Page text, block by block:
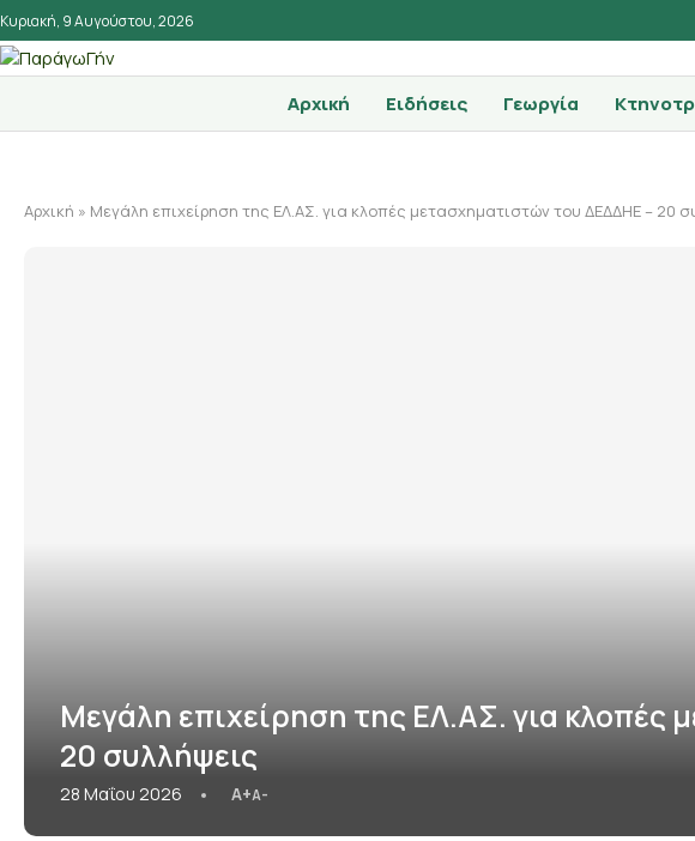
Κυριακή, 9 Αυγούστου, 2026
Αρχική Ειδήσεις Γεωργία
Αρχική » Μεγάλη επιχείρηση της ΕΛ.ΑΣ. για κλοπές μετασχηματιστών του ΔΕΔΔΗΕ – 20
Μεγάλη επιχείρηση της ΕΛ.ΑΣ. για κλοπές
20 συλλήψεις
28 Μαΐου 2026 A+A-